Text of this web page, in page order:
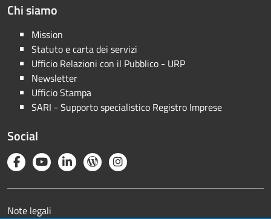
Chi siamo
Mission
Statuto e carta dei servizi
Ufficio Relazioni con il Pubblico - URP
Newsletter
Ufficio Stampa
SARI - Supporto specialistico Registro Imprese
Social
Note legali